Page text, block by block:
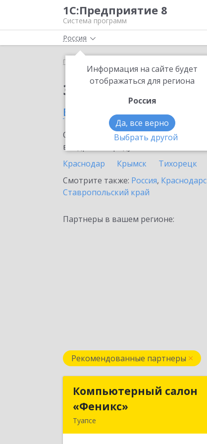
1С:Предприятие 8
Система программ
Россия
Информация на сайте будет
отображаться для региона
Россия
Да, все верно
Выбрать другой
Главная 1С:Касса
Заказать 1С:Касса
в Туапсе
Ознакомьтесь с информационными
внедрение продукта.
Краснодар
Крымск Тихорецк
Смотрите также: Россия,
Ставропольский край
Партнеры в вашем регионе:
Рекомендованные партнеры
Компьютерный салон
«Феникс»
Туапсе
Компьютерный